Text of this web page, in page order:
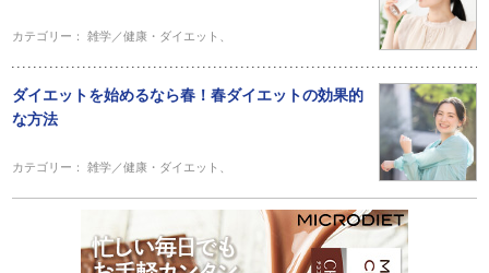
カテゴリー：雑学／健康・ダイエット
ダイエットを始めるなら春！春ダイエットの効果的
な方法
カテゴリー：雑学／健康・ダイエット